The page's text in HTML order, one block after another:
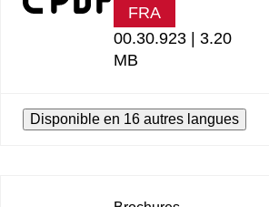
FRA
00.30.923 | 3.20
MB
Disponible en 16 autres langues